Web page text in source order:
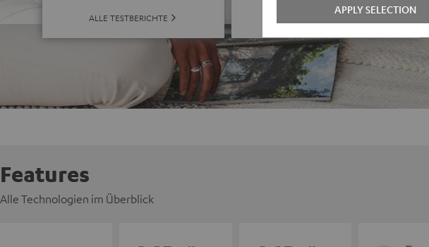
ALLE TESTBERICHTE ALLE BEWERTUNGEN
Features
Alle Technologien im Überblick
APPLY SELECTION